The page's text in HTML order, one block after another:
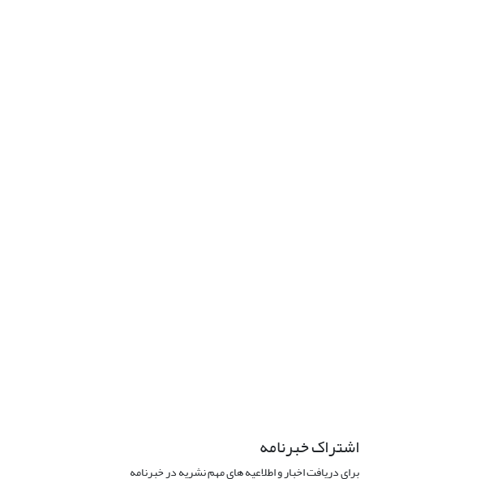
اشتراک خبرنامه
برای دریافت اخبار و اطلاعیه های مهم نشریه در خبرنامه